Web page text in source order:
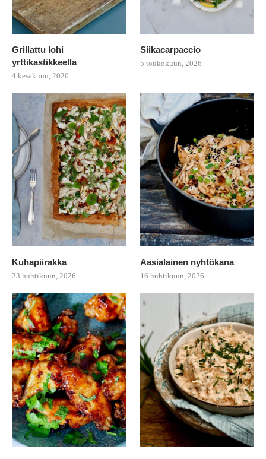
Grillattu lohi
yrttikastikkeella
4 kesäkuun, 2026
Siikacarpaccio
5 toukokuun, 2026
Kuhapiirakka
23 huhtikuun, 2026
Aasialainen nyhtökana
16 huhtikuun, 2026